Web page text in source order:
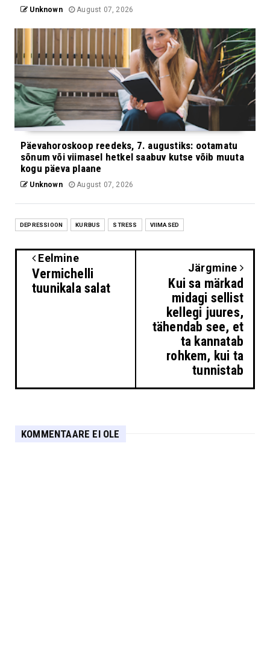
Unknown August 07, 2026
Päevahoroskoop reedeks, 7. augustiks: ootamatu
sõnum või viimasel hetkel saabuv kutse võib muuta
kogu päeva plaane
Unknown August 07, 2026
DEPRESSIOON KURBUS STRESS VIIMASED
Eelmine
Vermichelli
tuunikala salat
Järgmine
Kui sa märkad
midagi sellist
kellegi juures,
tähendab see, et
ta kannatab
rohkem, kui ta
tunnistab
KOMMENTAARE EI OLE